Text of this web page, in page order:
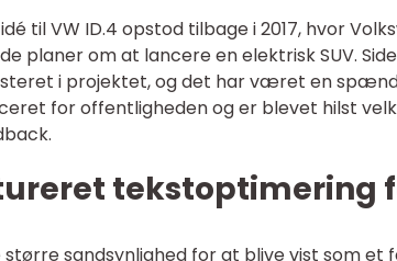
til VW ID.4 opstod tilbage i 2017, hvor
planer om at lancere en elektrisk SUV.
i projektet, og det har været en
for offentligheden og er blevet hilst
tekstoptimering
større sandsynlighed for at blive vist som